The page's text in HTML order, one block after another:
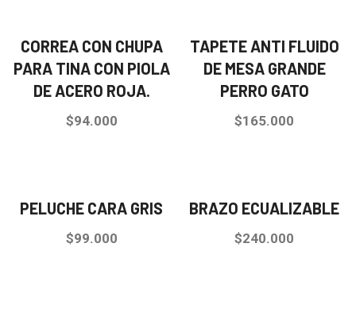
CORREA CON CHUPA
PARA TINA CON PIOLA
DE ACERO ROJA.
$94.000
TAPETE ANTI FLUIDO
DE MESA GRANDE
PERRO GATO
$165.000
PELUCHE CARA GRIS
$99.000
BRAZO ECUALIZABLE
$240.000